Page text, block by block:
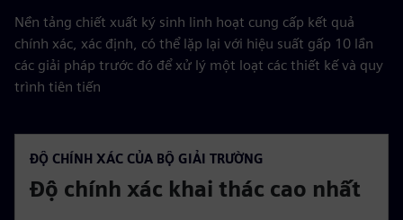
Nền tảng chiết xuất ký sinh linh hoạt cung cấp kết quả
chính xác, xác định, có thể lặp lại với hiệu suất gấp 10 lần
các giải pháp trước đó để xử lý một loạt các thiết kế và quy
trình tiên tiến
ĐỘ CHÍNH XÁC CỦA BỘ GIẢI TRƯỜNG
Độ chính xác khai thác cao nhất